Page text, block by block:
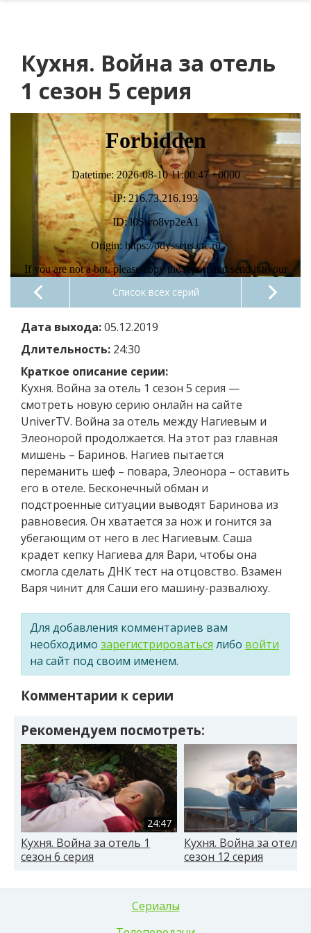
Кухня. Война за отель
1 сезон 5 серия
Список всех серий
Дата выхода:05.12.2019
Длительность: 24:30
Краткое описание серии:
Кухня. Война за отель 1 сезон 5 серия —
смотреть новую серию онлайн на сайте
UniverTV. Война за отель между Нагиевым и
Элеонорой продолжается. На этот раз главная
мишень – Баринов. Нагиев пытается
переманить шеф – повара, Элеонора – оставить
его в отеле. Бесконечный обман и
подстроенные ситуации выводят Баринова из
равновесия. Он хватается за нож и гонится за
убегающим от него в лес Нагиевым. Саша
крадет кепку Нагиева для Вари, чтобы она
смогла сделать ДНК тест на отцовство. Взамен
Варя чинит для Саши его машину-развалюху.
Для добавления комментариев вам
необходимо зарегистрироваться либо войти
на сайт под своим именем.
Комментарии к серии
Рекомендуем посмотреть:
24:47
Кухня. Война за отель 1
сезон 6 серия
Кухня. Война за отель
сезон 12 серия
Сериалы